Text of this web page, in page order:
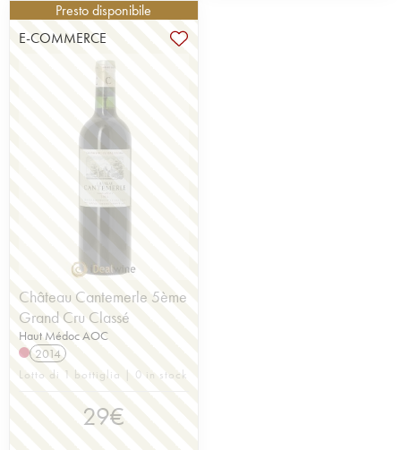
Presto disponibile
E-COMMERCE
Château Cantemerle 5ème
Grand Cru Classé
Haut Médoc AOC
2014
Lotto di 1 bottiglia | 0 in stock
29€